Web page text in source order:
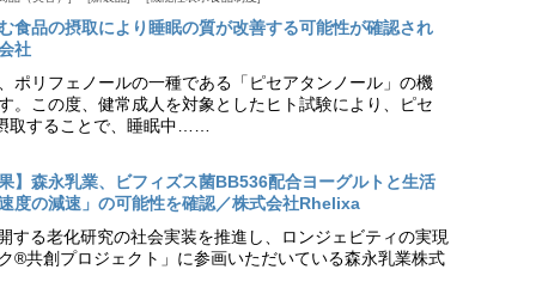
食品の摂取により睡眠の質が改善する可能性が確認され
社
ポリフェノールの一種である「ピセアタンノール」の機
。この度、健常成人を対象としたヒト試験により、ピセ
取することで、睡眠中……
】森永乳業、ビフィズス菌BB536配合ヨーグルトと生活
度の減速」の可能性を確認／株式会社Rhelixa
る老化研究の社会実装を推進し、ロンジェビティの実現
®共創プロジェクト」に参画いただいている森永乳業株式